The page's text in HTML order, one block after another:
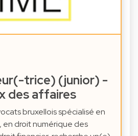
trice) (junior) -
des affaires
bruxellois spécialisé en
en droit numérique des